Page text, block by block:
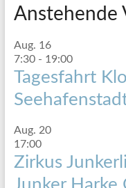
Anstehende
Aug. 16
7:30- 19:00
Tagesfahrt
Aug. 20
17:00
Zirkus
Junker Harke